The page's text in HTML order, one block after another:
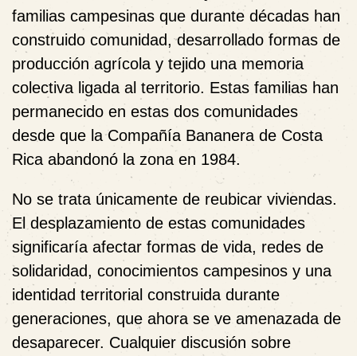
familias campesinas que durante décadas han
construido comunidad, desarrollado formas de
producción agrícola y tejido una memoria
colectiva ligada al territorio. Estas familias han
permanecido en estas dos comunidades
desde que la Compañía Bananera de Costa
Rica abandonó la zona en 1984.
No se trata únicamente de reubicar viviendas.
El desplazamiento de estas comunidades
significaría afectar formas de vida, redes de
solidaridad, conocimientos campesinos y una
identidad territorial construida durante
generaciones, que ahora se ve amenazada de
desaparecer. Cualquier discusión sobre